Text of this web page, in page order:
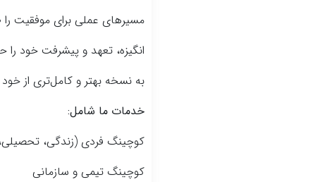
مسیرهای عملی برای موفقیت را
انگیزه، تعهد و پیشرفت خود را
به نسخه بهتر و کامل‌تری از
خدمات ما شامل:
کوچینگ فردی (زندگی،
کوچینگ تیمی و سازمانی